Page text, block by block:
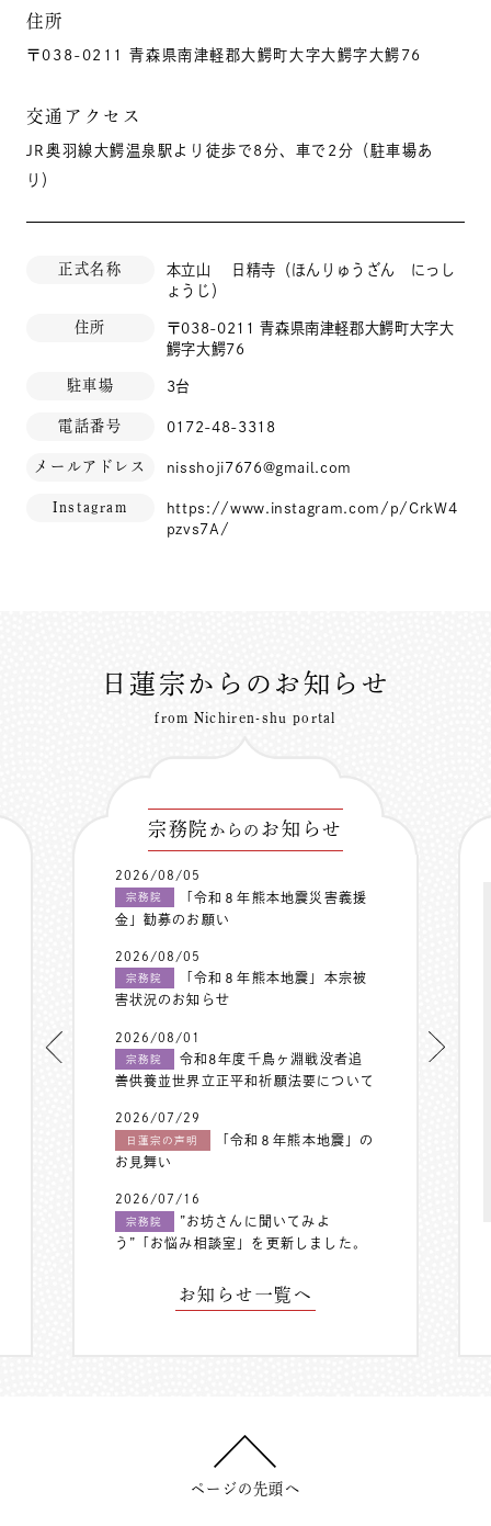
11月下旬
御会式
12月下旬
妙見尊星祭祈祷会
永代供養をしていま
と受け継いできたご供養。そ
住所
〒038-0211 青森県南津軽郡大鰐町大字大鰐字大鰐76
交通アクセス
JR奥羽線大鰐温泉駅より徒歩で8分、車で2分（駐車場あ
り）
正式名称
本立山 日精寺（ほんりゅうざん にっし
ょうじ）
住所
〒038-0211 青森県南津軽郡大鰐町大字大
鰐字大鰐76
駐車場 3台
電話番号 0172-48-3318
メールアドレス nisshoji7676@gmail.com
Instagram
https://www.instagram.com/p/CrkW4
pzvs7A/
日蓮宗からのお知らせ
from Nichiren-shu portal
宗務院 からの お知らせ
2026/08/05
宗務院
「令和８年熊本地震災害義援
金」勧募のお願い
2026/08/05
宗務院
「令和８年熊本地震」本宗被
害状況のお知らせ
2026/08/01
宗務院
令和8年度千鳥ヶ淵戦没者追
善供養並世界立正平和祈願法要について
2026/07/29
日蓮宗の声明
「令和８年熊本地震」の
お見舞い
2026/07/16
宗務院
”お坊さんに聞いてみよ
う”「お悩み相談室」を更新しました。
お知らせ一覧へ
ページの先頭へ